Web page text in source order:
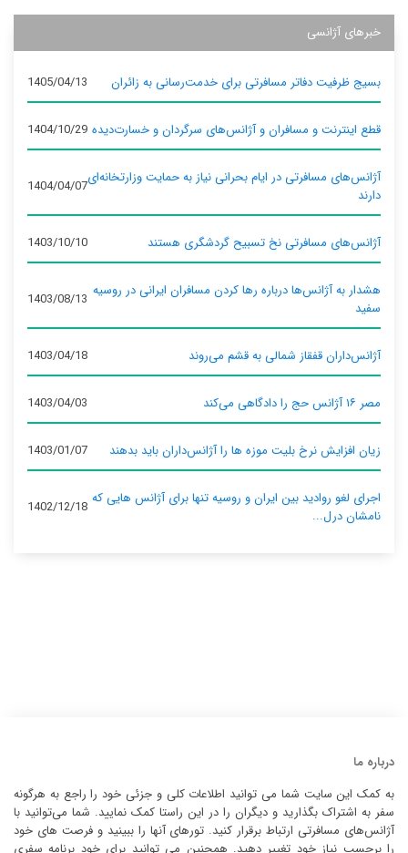
خبرهای آژانسی
بسیج ظرفیت دفاتر مسافرتی برای خدمت‌رسانی به زائران 1405/04/13
قطع اینترنت و مسافران و آژانس‌های سرگردان و خسارت‌دیده 1404/10/29
آژانس‌های مسافرتی در ایام بحرانی نیاز به حمایت وزارتخانه‌ای
دارند
1404/04/07
آژانس‌های مسافرتی نخ تسبیح گردشگری هستند 1403/10/10
هشدار به آژانس‌ها درباره رها کردن مسافران ایرانی در روسیه
سفید
1403/08/13
آژانس‌داران قفقاز شمالی به قشم می‌روند 1403/04/18
مصر ۱۶ آژانس حج را دادگاهی می‌کند 1403/04/03
زیان افزایش نرخ بلیت موزه ها را آژانس‌داران باید بدهند 1403/01/07
اجرای لغو روادید بین ایران و روسیه تنها برای آژانس‌ هایی که
نامشان درل...
1402/12/18
درباره ما
به کمک این سایت شما می توانید اطلاعات کلی و جزئی خود را راجع به هرگونه
سفر به اشتراک بگذارید و دیگران را در این راستا کمک نمایید. شما می‌توانید با
آژانس‌های مسافرتی ارتباط برقرار کنید. تورهای آنها را ببینید و فرصت های خود
را برحسب نیاز خود تغییر دهید. همچنین می توانید برای خود برنامه سفری